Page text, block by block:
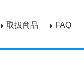
取扱商品 FAQ